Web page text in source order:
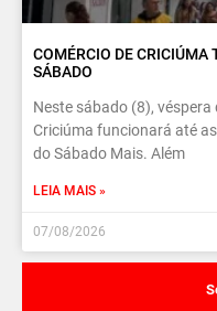
COMÉRCIO DE CRICIÚMA
SÁBADO
Neste sábado (8), véspera
Criciúma funcionará até
do Sábado Mais. Além
LEIA MAIS »
07/08/2026